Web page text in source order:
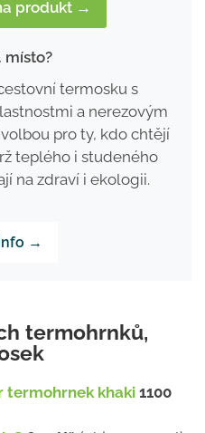
produkt →
místo?
termosku s
a nerezovým
pro ty, kdo chtějí
teplého i studeného
na zdraví i ekologii.
→
termohrnků,
termohrnek khaki 1100